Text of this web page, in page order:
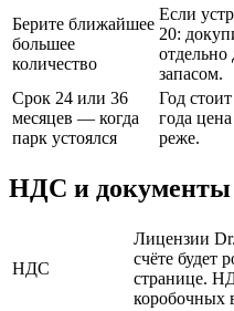
Берите ближайшее
большее
количество
Если
20:
отдельно
запасом.
Срок 24 или 36
месяцев — когда
парк устоялся
Год
года
реже.
НДС и документы
НДС
Лицензии
счёте будет
странице.
коробочных